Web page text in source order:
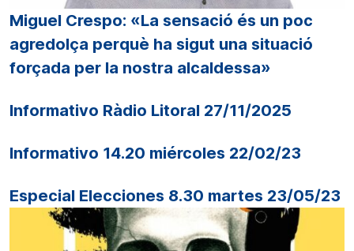
Miguel Crespo: «La sensació és un poc
agredolça perquè ha sigut una situació
forçada per la nostra alcaldessa»
Informativo Ràdio Litoral 27/11/2025
Informativo 14.20 miércoles 22/02/23
Especial Elecciones 8.30 martes 23/05/23